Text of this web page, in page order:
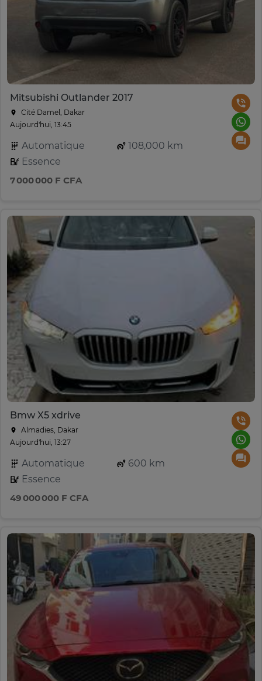
Mitsubishi Outlander 2017
Cité Damel, Dakar
Aujourd'hui, 13:45
Automatique
108,000 km
Essence
7 000 000 F CFA
Bmw X5 xdrive
Almadies, Dakar
Aujourd'hui, 13:27
Automatique
600 km
Essence
49 000 000 F CFA